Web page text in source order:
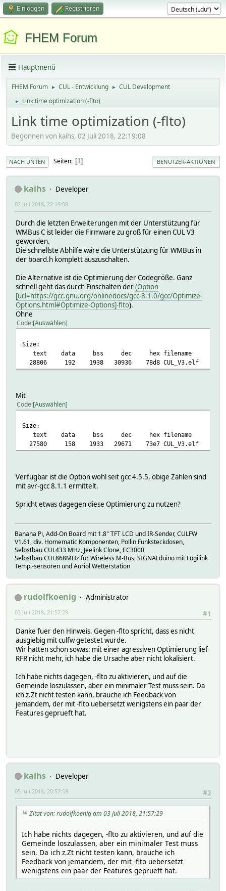
Einloggen Registrieren
FHEM Forum
Hauptmenü
FHEM Forum ► CUL - Entwicklung ► CUL Development
► Link time optimization (-flto)
Link time optimization (-flto)
Begonnen von kaihs, 02 Juli 2018, 22:19:08
NACH UNTEN Seiten 1 BENUTZER-AKTIONEN
kaihs Developer
02 Juli 2018, 22:19:08
Durch die letzten Erweiterungen mit der Unterstützung für
WMBus C ist leider die Firmware zu groß für einen CUL V3
geworden.
Die schnellste Abhilfe wäre die Unterstützung für WMBus in
der board.h komplett auszuschalten.
Die Alternative ist die Optimierung der Codegröße. Ganz
schnell geht das durch Einschalten der(Option
[url=https://gcc.gnu.org/onlinedocs/gcc-8.1.0/gcc/Optimize-
Options.html#Optimize-Options]-flto).
Ohne
Code Auswählen
Size:
text data bss dec hex filename
28806 192 1938 30936 78d8 CUL_V3.elf
Mit
Code Auswählen
Size:
text data bss dec hex filename
27580 158 1933 29671 73e7 CUL_V3.elf
Verfügbar ist die Option wohl seit gcc 4.5.5, obige Zahlen sind
mit avr-gcc 8.1.1 ermittelt.
Spricht etwas dagegen diese Optimierung zu nutzen?
Banana Pi, Add-On Board mit 1.8" TFT LCD und IR-Sender, CULFW
V1.61, div. Homematic Komponenten, Pollin Funksteckdosen,
Selbstbau CUL433 MHz, Jeelink Clone, EC3000
Selbstbau CUL868MHz für Wireless M-Bus, SIGNALduino mit Logilink
Temp.-sensoren und Auriol Wetterstation
rudolfkoenig
Administrator
#1
03 Juli 2018, 21:57:29
Danke fuer den Hinweis. Gegen -flto spricht, dass es nicht
ausgiebig mit culfw getestet wurde.
Wir hatten schon sowas: mit einer agressiven Optimierung lief
RFR nicht mehr, ich habe die Ursache aber nicht lokalisiert.
Ich habe nichts dagegen, -flto zu aktivieren, und auf die
Gemeinde loszulassen, aber ein minimaler Test muss sein. Da
ich z.Zt nicht testen kann, brauche ich Feedback von
jemandem, der mit -flto uebersetzt wenigstens ein paar der
Features geprueft hat.
kaihs
Developer
#2
05 Juli 2018, 20:57:59
Zitat von: rudolfkoenig am 03 Juli 2018, 21:57:29
Ich habe nichts dagegen, -flto zu aktivieren, und auf die
Gemeinde loszulassen, aber ein minimaler Test muss
sein. Da ich z.Zt nicht testen kann, brauche ich
Feedback von jemandem, der mit -flto uebersetzt
wenigstens ein paar der Features geprueft hat.